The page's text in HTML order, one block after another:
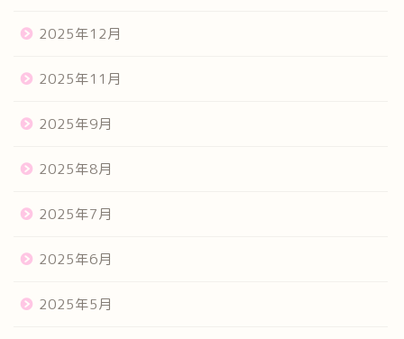
2025年12月
2025年11月
2025年9月
2025年8月
2025年7月
2025年6月
2025年5月